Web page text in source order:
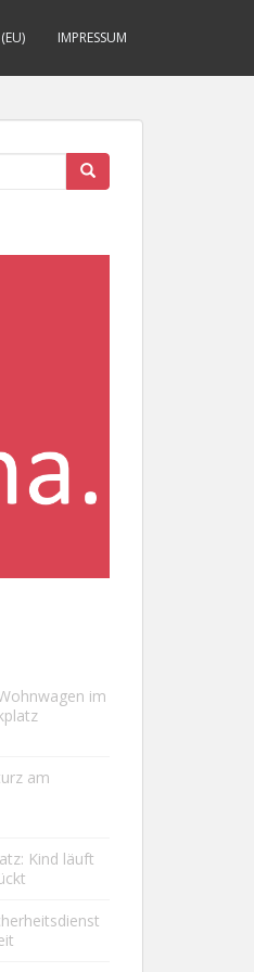
IMPRESSUM
im
am
Kind läuft